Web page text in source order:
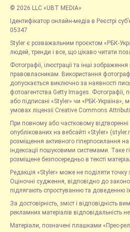
© 2026 LLC «UBT MEDIA»
Ідентифікатор онлайн-медіа в Реєстрі
05347
Styler є розважальним проєктом «РБК-
людей, тренди і все, що цікаво читати
Фотографії, ілюстрації та інші
правовласникам. Використання
допускається виключно за наявності
фотоагентства Getty Images. Фотографії,
або підписані «Styler» чи «РБК-Україна»,
умовах ліцензії Creative Commons
При повному або частковому відтворенні
опублікованих на вебсайті «Styler»
розміщення активного гіперпосилання
індексації пошуковими системами. Таке
розміщене безпосередньо в тексті
Редакція «Styler» може не поділяти точку
Оціночні судження, відповідно до
підлягають спростуванню та доведенню
За достовірність, зміст і відповідність
рекламних матеріалів відповідальність
Матеріали, позначені плашками «Прес-